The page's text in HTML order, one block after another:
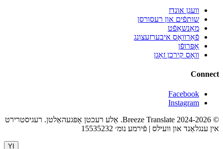
וועגן אונדז
שותפֿים און רעסורסן
מאַנשאַפֿט
פֿאַרוואָס איבערזעצונג
אָפּרופֿן
וואָס קירכן זאָגן
Connect
Facebook
Instagram
© 2024-2026 Breeze Translate. אַלע רעכטן אָפּגעהאַלטן. רעגיסטרירט
אין ענגלאַנד און וועילס | פֿירמע נומ׳ 15535232
YI